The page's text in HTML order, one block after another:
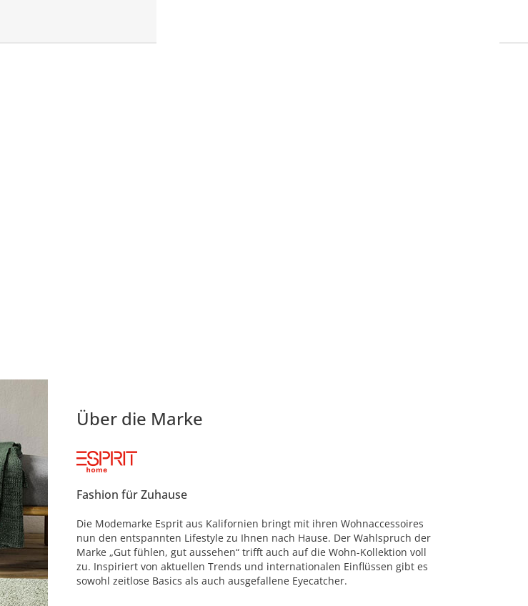
Über die Marke
Fashion für Zuhause
Die Modemarke Esprit aus Kalifornien bringt mit ihren Wohnaccessoires
nun den entspannten Lifestyle zu Ihnen nach Hause. Der Wahlspruch der
Marke „Gut fühlen, gut aussehen“ trifft auch auf die Wohn-Kollektion voll
zu. Inspiriert von aktuellen Trends und internationalen Einflüssen gibt es
sowohl zeitlose Basics als auch ausgefallene Eyecatcher.